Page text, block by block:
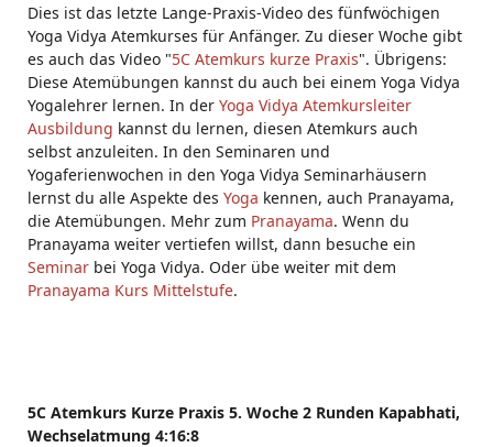
Dies ist das letzte Lange-Praxis-Video des fünfwöchigen
Yoga Vidya Atemkurses für Anfänger. Zu dieser Woche gibt
es auch das Video "5C Atemkurs kurze Praxis". Übrigens:
Diese Atemübungen kannst du auch bei einem Yoga Vidya
Yogalehrer lernen. In der Yoga Vidya Atemkursleiter
Ausbildung kannst du lernen, diesen Atemkurs auch
selbst anzuleiten. In den Seminaren und
Yogaferienwochen in den Yoga Vidya Seminarhäusern
lernst du alle Aspekte des Yoga kennen, auch Pranayama,
die Atemübungen. Mehr zum Pranayama. Wenn du
Pranayama weiter vertiefen willst, dann besuche ein
Seminar bei Yoga Vidya. Oder übe weiter mit dem
Pranayama Kurs Mittelstufe.
5C Atemkurs Kurze Praxis 5. Woche 2 Runden Kapabhati,
Wechselatmung 4:16:8